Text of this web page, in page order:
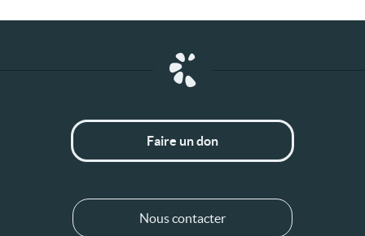
Faire un don
Nous contacter